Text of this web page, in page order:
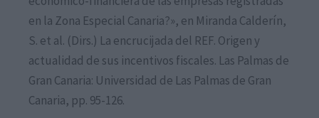
en la Zona Especial Canaria?», en Miranda Calderín,
S. et al. (Dirs.) La encrucijada del REF. Origen y
actualidad de sus incentivos fiscales. Las Palmas de
Gran Canaria: Universidad de Las Palmas de Gran
Canaria, pp. 95-126.